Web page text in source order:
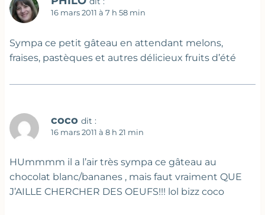
16 mars 2011 à 7 h 58 min
Sympa ce petit gâteau en attendant melons,
fraises, pastèques et autres délicieux fruits d’été
coco dit :
16 mars 2011 à 8 h 21 min
HUmmmm il a l’air très sympa ce gâteau au
chocolat blanc/bananes , mais faut vraiment QUE
J’AILLE CHERCHER DES OEUFS!!! lol bizz coco